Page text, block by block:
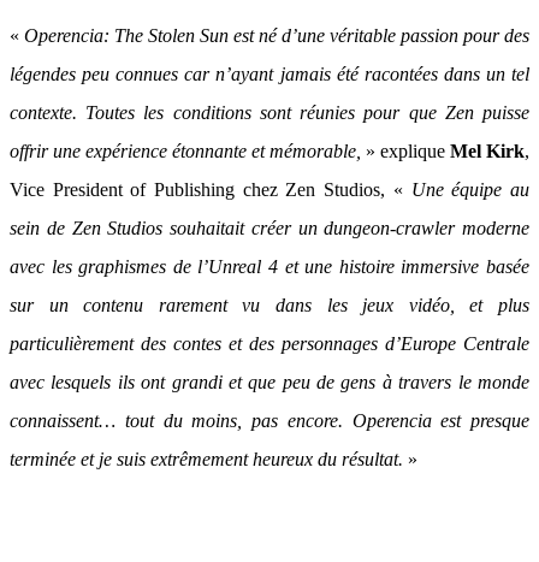
« Operencia: The Stolen Sun est né d’une véritable passion pour des
légendes peu connues car n’ayant jamais été racontées dans un tel
contexte. Toutes les conditions sont réunies pour que Zen puisse
offrir une expérience étonnante et mémorable, » explique Mel Kirk,
Vice President of Publishing chez Zen Studios, « Une équipe au
sein de Zen Studios souhaitait créer un dungeon-crawler moderne
avec les graphismes de l’Unreal 4 et une histoire immersive basée
sur un contenu rarement vu dans les jeux vidéo, et plus
particulièrement des contes et des personnages d’Europe Centrale
avec lesquels ils ont grandi et que peu de gens à travers le monde
connaissent… tout du moins, pas encore. Operencia est presque
terminée et je suis extrêmement heureux du résultat. »